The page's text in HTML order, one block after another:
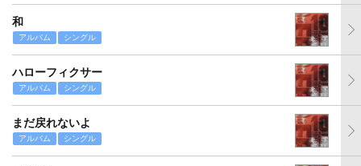
和
アルバム シングル
ハローフィクサー
アルバム シングル
まだ戻れないよ
アルバム シングル